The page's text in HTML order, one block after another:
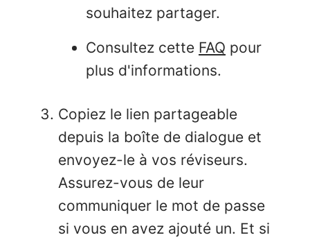
souhaitez partager.
Consultez cette FAQ pour
plus d'informations.
Copiez le lien partageable
depuis la boîte de dialogue et
envoyez-le à vos réviseurs.
Assurez-vous de leur
communiquer le mot de passe
si vous en avez ajouté un. Et si